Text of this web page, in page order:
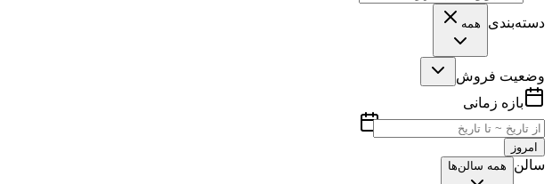
دسته‌بندی همه
وضعیت فروش
بازه زمانی
امروز
سالن همه سالن‌ها